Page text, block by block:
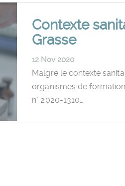
Contexte
Grasse
12 Nov 2020
Malgré le contexte
organismes de
n° 2020-1310…